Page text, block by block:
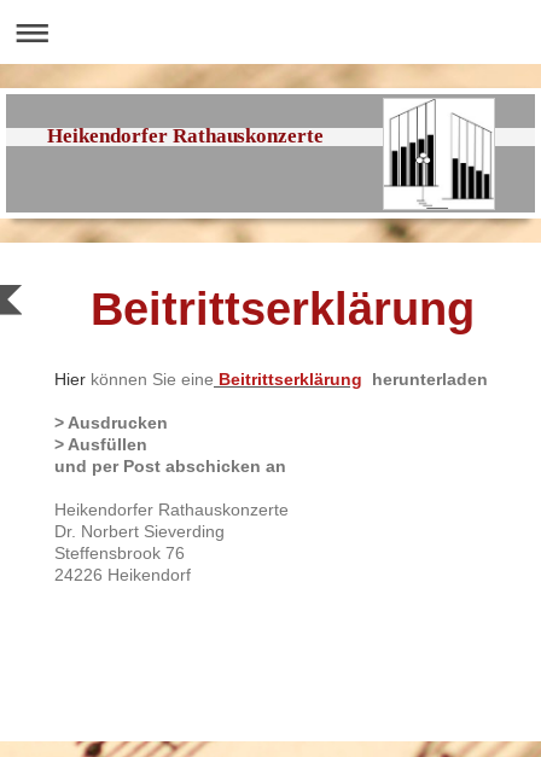
Heikendorfer Rathauskonzerte
Beitrittserklärung
Hier können Sie eine Beitrittserklärung herunterladen
> Ausdrucken
> Ausfüllen
und per Post abschicken an
Heikendorfer Rathauskonzerte
Dr. Norbert Sieverding
Steffensbrook 76
24226 Heikendorf